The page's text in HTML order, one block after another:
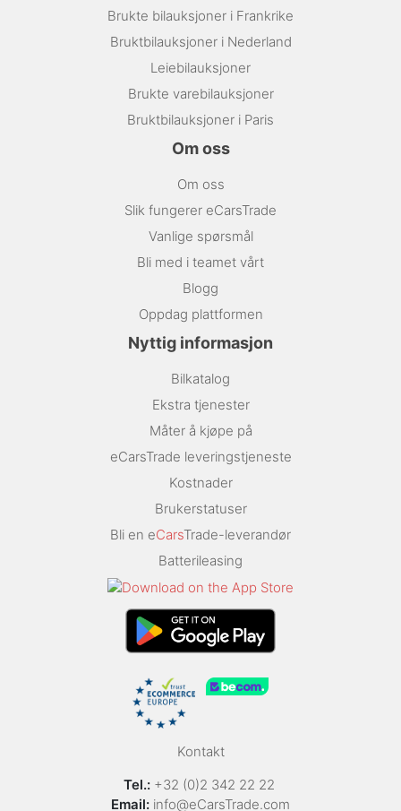
Brukte bilauksjoner i Frankrike
Bruktbilauksjoner i Nederland
Leiebilauksjoner
Brukte varebilauksjoner
Bruktbilauksjoner i Paris
Om oss
Om oss
Slik fungerer eCarsTrade
Vanlige spørsmål
Bli med i teamet vårt
Blogg
Oppdag plattformen
Nyttig informasjon
Bilkatalog
Ekstra tjenester
Måter å kjøpe på
eCarsTrade leveringstjeneste
Kostnader
Brukerstatuser
Bli en eCarsTrade-leverandør
Batterileasing
Kontakt
Tel.: +32 (0)2 342 22 22
Email: info@eCarsTrade.com